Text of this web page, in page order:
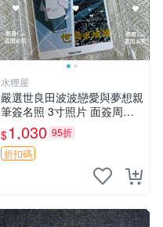
水狸屋
嚴選世良田波波戀愛與夢想親
筆簽名照 3寸照片 面簽周邊
照片卡磚
$1,030 95折
折扣碼